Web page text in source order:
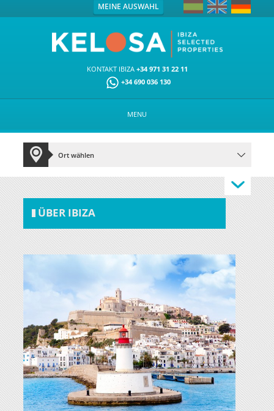
MEINE AUSWAHL
KONTAKT IBIZA +34 971 31 22 11
+34 690 036 130
MENU
ÜBER IBIZA